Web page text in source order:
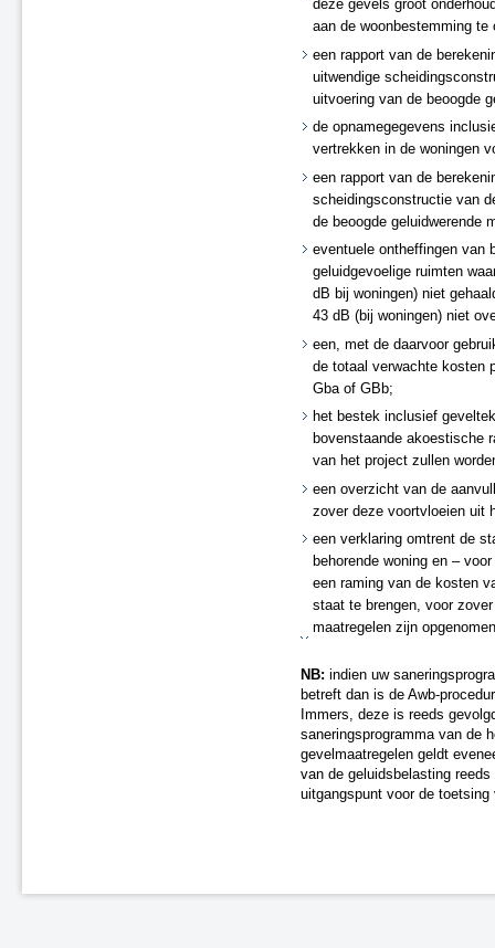
deze gevels groot
aan de woonbestemming te
een rapport van de
uitwendige
uitvoering van de beoogde
de opnamegegevens
vertrekken in de woningen
een rapport van de
scheidingsconstructie van
de beoogde geluidwerende
eventuele ontheffingen van
geluidgevoelige ruimten
dB bij woningen) niet
43 dB (bij woningen) niet
een, met de daarvoor
de totaal verwachte kosten
Gba of GBb;
het bestek inclusief
bovenstaande akoestische
van het project zullen
een overzicht van de
zover deze voortvloeien uit
een verklaring omtrent de
behorende woning en –
een raming van de kosten
staat te brengen, voor
maatregelen zijn
NB: indien uw
betreft dan is de Awb-
Immers, deze is reeds
saneringsprogramma van de
gevelmaatregelen geldt
van de geluidsbelasting
uitgangspunt voor de